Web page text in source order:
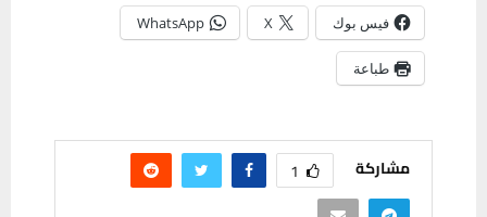
فيس بوك X
WhatsApp
طباعة
مشاركة 1